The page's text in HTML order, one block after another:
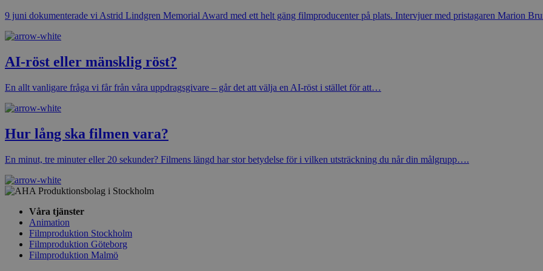
9 juni dokumenterade vi Astrid Lindgren Memorial Award med ett helt gäng filmproducenter på plats. Intervjuer med pristagaren Marion
AI-röst eller mänsklig röst?
En allt vanligare fråga vi får från våra uppdragsgivare – går det att välja en AI-röst i stället för att…
Hur lång ska filmen vara?
En minut, tre minuter eller 20 sekunder? Filmens längd har stor betydelse för i vilken utsträckning du når din målgrupp….
Våra tjänster
Animation
Filmproduktion Stockholm
Filmproduktion Göteborg
Filmproduktion Malmö